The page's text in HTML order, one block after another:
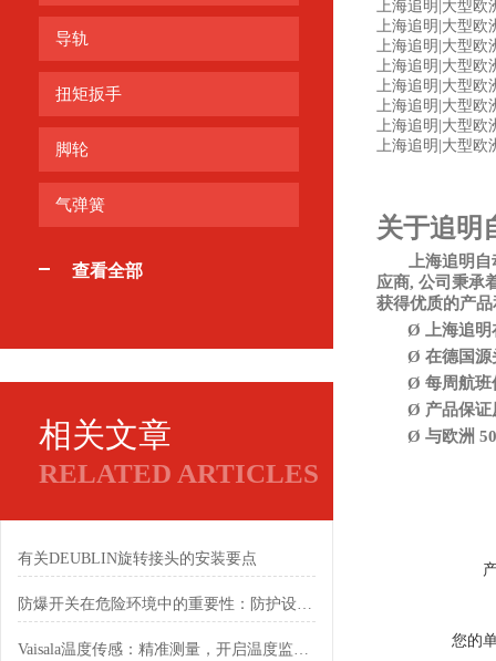
导轨
扭矩扳手
脚轮
气弹簧
查看全部
相关文章
RELATED ARTICLES
有关DEUBLIN旋转接头的安装要点
防爆开关在危险环境中的重要性：防护设计与标准解读
Vaisala温度传感：精准测量，开启温度监测新境界
上海追明|大型欧
上海追明|大型欧
上海追明|大型欧
上海追明|大型欧
上海追明|大型欧
上海追明|大型欧
上海追明|大型欧
上海追明|大型欧
关于追明
上海追明
应商, 公司秉承
获得优质的产
Ø
上海追
Ø 在德国源
Ø 每周航班
Ø 产品保
Ø 与欧洲
您的